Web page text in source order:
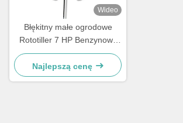
Wideo
Błękitny małe ogrodowe
Rototiller 7 HP Benzynowy
Power Tiller wielozadaniowy
Najlepszą cenę